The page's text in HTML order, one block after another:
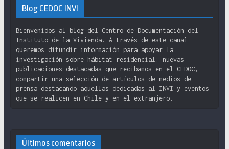
Blog CEDOC INVI
Bienvenidos al blog del Centro de Documentación del
Instituto de la Vivienda. A través de este canal
queremos difundir información para apoyar la
investigación sobre hábitat residencial: nuevas
publicaciones destacadas que recibamos en el CEDOC,
compartir una selección de artículos de medios de
prensa destacando aquellas dedicadas al INVI y eventos
que se realicen en Chile y en el extranjero.
Últimos comentarios